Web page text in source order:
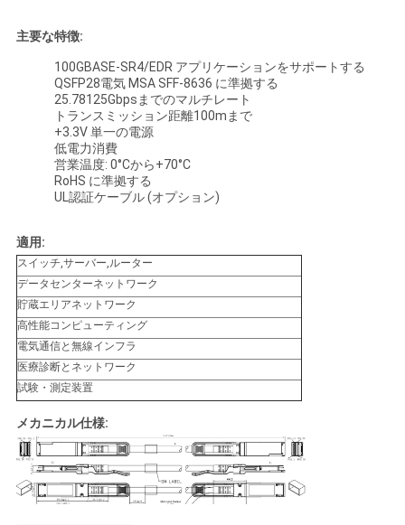
し
ュ
ー
ス
引
用
を
要
主要な特徴:
100GBASE-SR4/EDR アプリケーションをサポートする
QSFP28電気 MSA SFF-8636 に準拠する
25.78125Gbpsまでのマルチレート
トランスミッション距離100mまで
+3.3V 単一の電源
低電力消費
営業温度: 0°Cから+70°C
RoHS に準拠する
UL認証ケーブル (オプション)
適用:
スイッチ,サーバー,ルーター
データセンターネットワーク
貯蔵エリアネットワーク
高性能コンピューティング
電気通信と無線インフラ
医療診断とネットワーク
試験・測定装置
メカニカル仕様: